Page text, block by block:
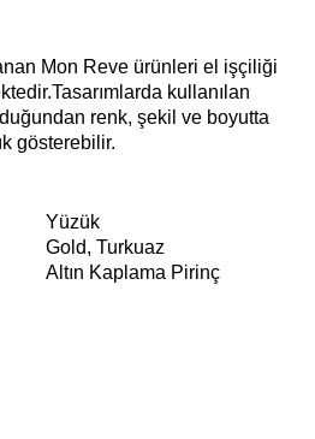
Mon Reve ürünleri el işçiliği
kullanılan
renk, şekil ve boyutta
gösterebilir.
Yüzük
Gold, Turkuaz
Altın Kaplama Pirinç